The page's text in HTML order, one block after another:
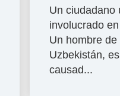
Un ciudadano
involucrado
Un hombre
Uzbekistán,
causad...